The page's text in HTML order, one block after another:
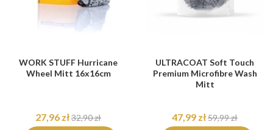
WORK STUFF Hurricane
Wheel Mitt 16x16cm
27,96 zł32,90 zł
ULTRACOAT Soft Touch
Premium Microfibre Wash
Mitt
47,99 zł59,99 zł